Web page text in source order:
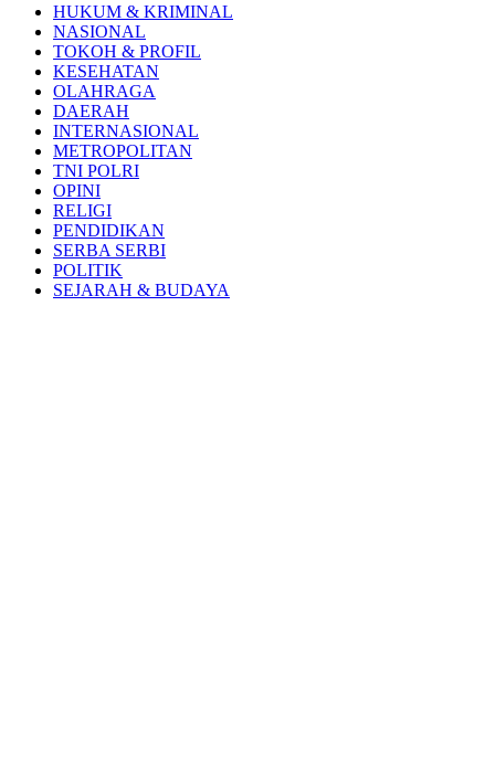
HUKUM & KRIMINAL
NASIONAL
TOKOH & PROFIL
KESEHATAN
OLAHRAGA
DAERAH
INTERNASIONAL
METROPOLITAN
TNI POLRI
OPINI
RELIGI
PENDIDIKAN
SERBA SERBI
POLITIK
SEJARAH & BUDAYA